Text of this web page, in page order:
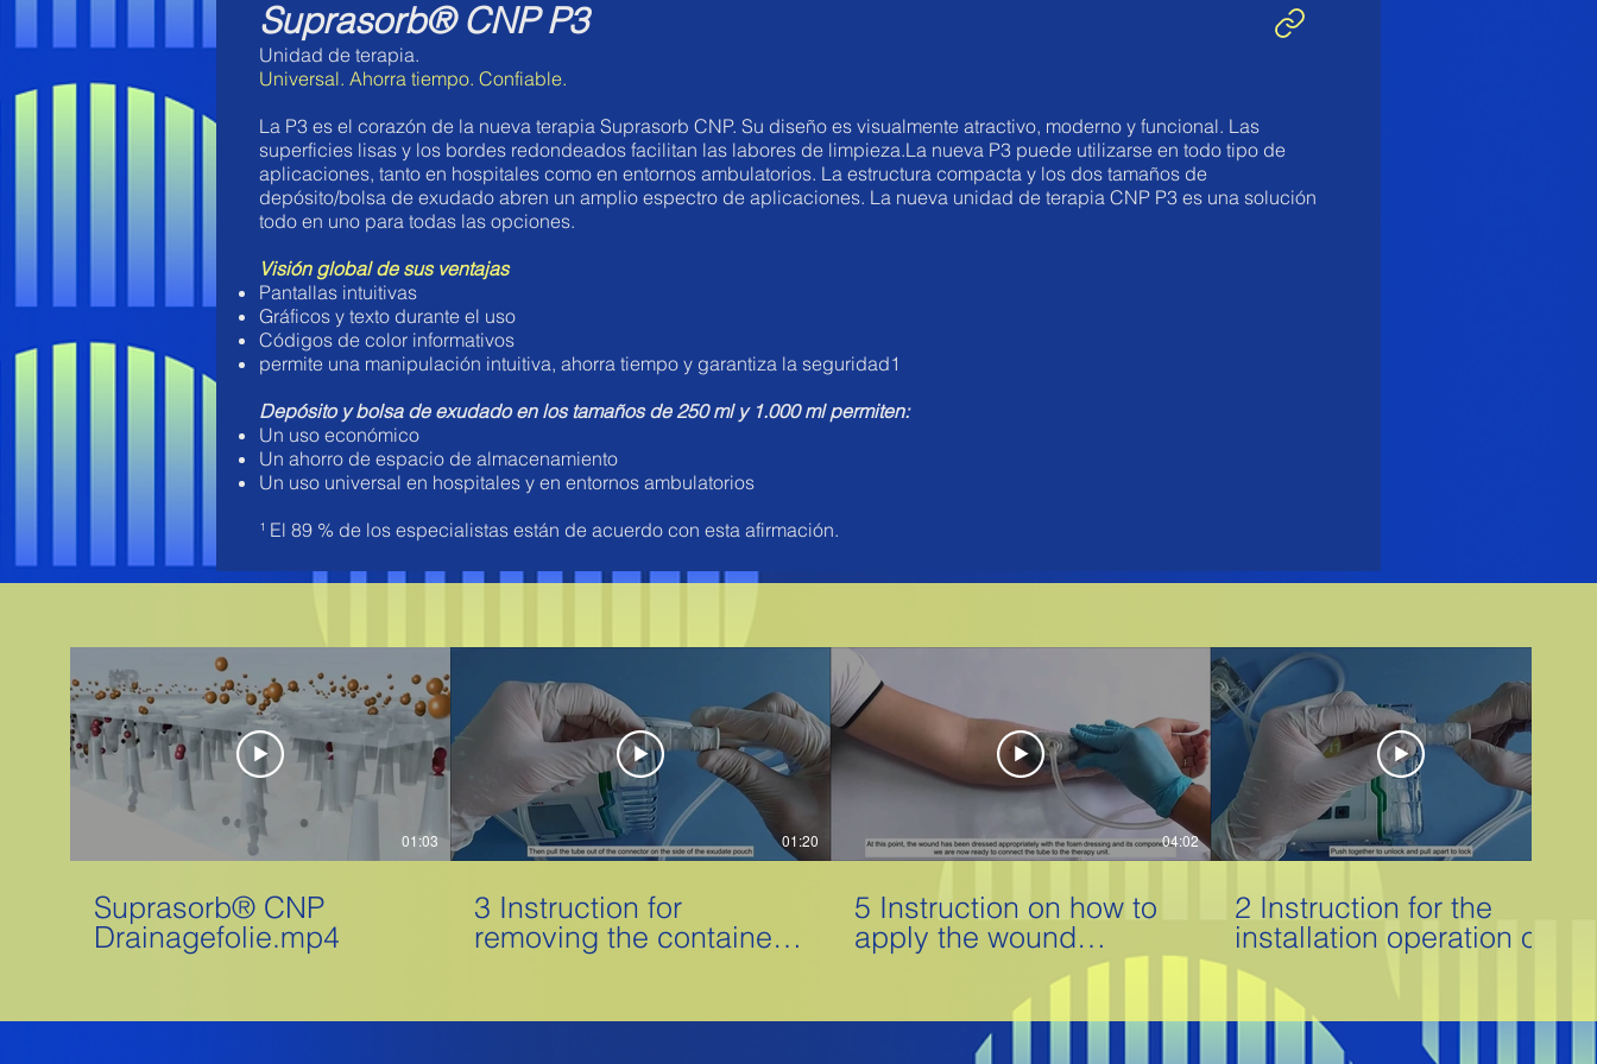
Suprasorb® CNP P3
Unidad de terapia.
Universal. Ahorra tiempo. Confiable.
La P3 es el corazón de la nueva terapia Suprasorb CNP. Su diseño es visualmente atractivo, moderno y funcional. Las
superficies lisas y los bordes redondeados facilitan las labores de limpieza.La nueva P3 puede utilizarse en todo tipo de
aplicaciones, tanto en hospitales como en entornos ambulatorios. La estructura compacta y los dos tamaños de
depósito/bolsa de exudado abren un amplio espectro de aplicaciones. La nueva unidad de terapia CNP P3 es una solución
todo en uno para todas las opciones.
Visión global de sus ventajas
Pantallas intuitivas
Gráficos y texto durante el uso
Códigos de color informativos
permite una manipulación intuitiva, ahorra tiempo y garantiza la seguridad1
Depósito y bolsa de exudado en los tamaños de 250 ml y 1.000 ml permiten:
Un uso económico
Un ahorro de espacio de almacenamiento
Un uso universal en hospitales y en entornos ambulatorios
¹ El 89 % de los especialistas están de acuerdo con esta afirmación.
01:03
Suprasorb® CNP
Drainagefolie.mp4
01:20
3 Instruction for
removing the container
of the CNP P3 while the
04:02
5 Instruction on how to
apply the wound
2 Instruction for the
installation operation of
the CNP P3 system.mp4